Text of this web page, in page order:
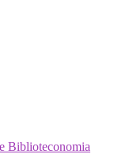
Biblioteconomia